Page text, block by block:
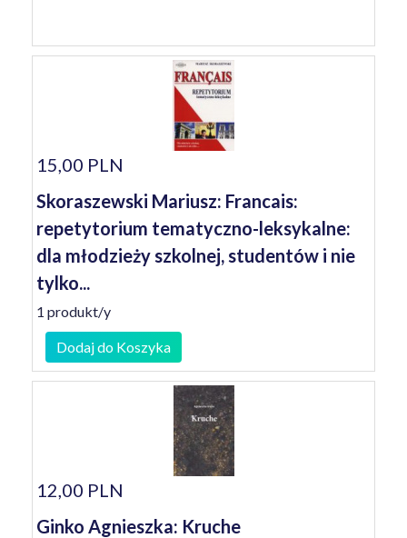
15,00 PLN
Skoraszewski Mariusz: Francais:
repetytorium tematyczno-leksykalne:
dla młodzieży szkolnej, studentów i nie
tylko...
1 produkt/y
Dodaj do Koszyka
12,00 PLN
Ginko Agnieszka: Kruche